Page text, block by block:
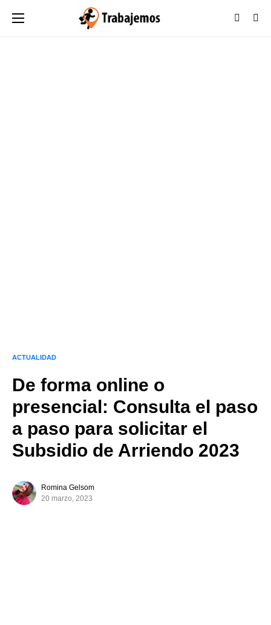
ACTUALIDAD
De forma online o
presencial: Consulta el paso
a paso para solicitar el
Subsidio de Arriendo 2023
Romina Gelsom
20 marzo, 2023